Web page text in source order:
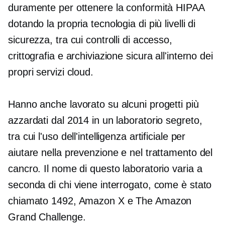
duramente per ottenere la conformità HIPAA
dotando la propria tecnologia di più livelli di
sicurezza, tra cui controlli di accesso,
crittografia e archiviazione sicura all'interno dei
propri servizi cloud.
Hanno anche lavorato su alcuni progetti più
azzardati dal 2014 in un laboratorio segreto,
tra cui l'uso dell'intelligenza artificiale per
aiutare nella prevenzione e nel trattamento del
cancro. Il nome di questo laboratorio varia a
seconda di chi viene interrogato, come è stato
chiamato 1492, Amazon X e The Amazon
Grand Challenge.